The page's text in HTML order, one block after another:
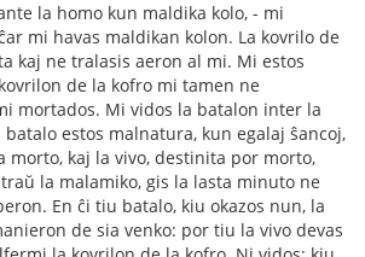
la homo kun maldika kolo, - mi
mi havas maldikan kolon. La kovrilo de
kaj ne tralasis aeron al mi. Mi estos
de la kofro mi tamen ne
mortados. Mi vidos la batalon inter la
batalo estos malnatura, kun egalaj ŝancoj,
morto, kaj la vivo, destinita por morto,
la malamiko, gis la lasta minuto ne
En ĉi tiu batalo, kiu okazos nun, la
de sia venko: por tiu la vivo devas